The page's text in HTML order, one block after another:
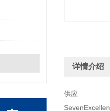
详情介绍
供应